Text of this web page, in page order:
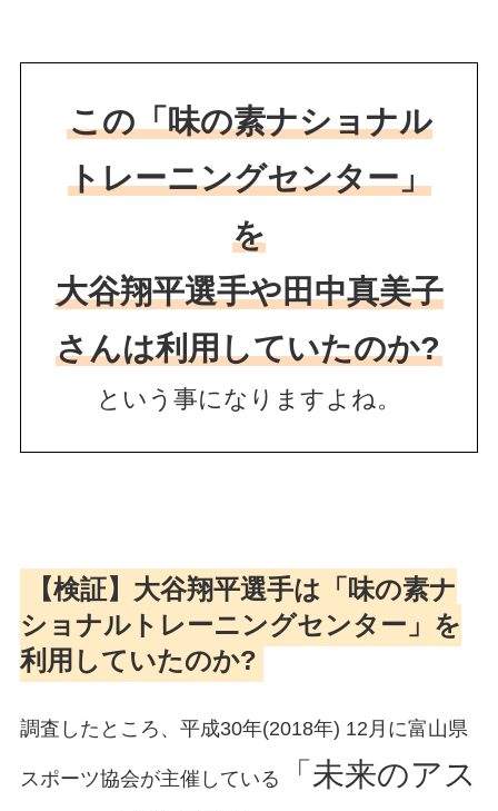
この「味の素ナショナル
トレーニングセンター」
を
大谷翔平選手や田中真美子
さんは利用していたのか?
という事になりますよね。
【検証】大谷翔平選手は「味の素ナ
ショナルトレーニングセンター」を
利用していたのか?
調査したところ、平成30年(2018年) 12月に富山県
スポーツ協会が主催している
「未来のアス